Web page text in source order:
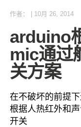
作者： 10月 26, 2014
arduino
mic通过
关方案
在不破坏的前提下
根据人热红外和
开关